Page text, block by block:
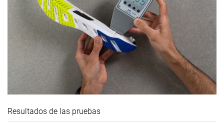
Resultados de las pruebas